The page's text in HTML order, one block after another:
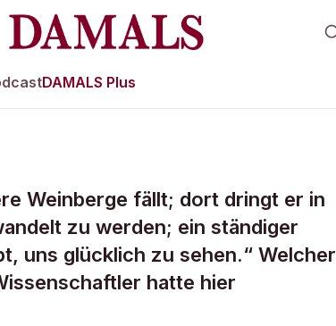
DAMALS Plus
Weinberge fällt; dort dringt er in
zu werden; ein ständiger
uns glücklich zu sehen.“ Welcher
hatte hier